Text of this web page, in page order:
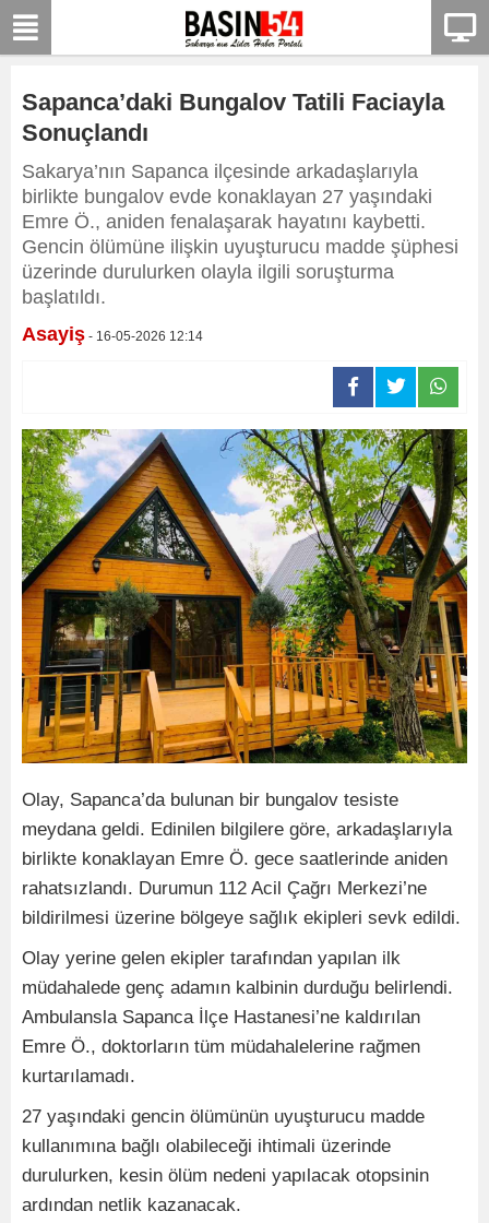
Sapanca’daki Bungalov Tatili Faciayla
Sonuçlandı
Sakarya’nın Sapanca ilçesinde arkadaşlarıyla
birlikte bungalov evde konaklayan 27 yaşındaki
Emre Ö., aniden fenalaşarak hayatını kaybetti.
Gencin ölümüne ilişkin uyuşturucu madde şüphesi
üzerinde durulurken olayla ilgili soruşturma
başlatıldı.
Asayiş - 16-05-2026 12:14
Olay, Sapanca’da bulunan bir bungalov tesiste
meydana geldi. Edinilen bilgilere göre, arkadaşlarıyla
birlikte konaklayan Emre Ö. gece saatlerinde aniden
rahatsızlandı. Durumun 112 Acil Çağrı Merkezi’ne
bildirilmesi üzerine bölgeye sağlık ekipleri sevk edildi.
Olay yerine gelen ekipler tarafından yapılan ilk
müdahalede genç adamın kalbinin durduğu belirlendi.
Ambulansla Sapanca İlçe Hastanesi’ne kaldırılan
Emre Ö., doktorların tüm müdahalelerine rağmen
kurtarılamadı.
27 yaşındaki gencin ölümünün uyuşturucu madde
kullanımına bağlı olabileceği ihtimali üzerinde
durulurken, kesin ölüm nedeni yapılacak otopsinin
ardından netlik kazanacak.